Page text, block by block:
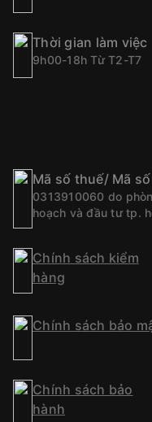
Thời gian làm việc
9h00-18h Từ T2-T7
Mã số thuế/ Mã
0313910060 do
hoạch và đầu tư tp.
Chính sách kiểm
hàng
Chính sách bảo
Chính sách bảo
hành